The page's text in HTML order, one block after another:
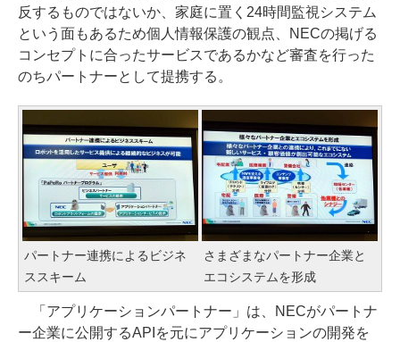
反するものではないか、家庭に置く24時間監視システム
という面もあるため個人情報保護の観点、NECの掲げる
コンセプトに合ったサービスであるかなど審査を行った
のちパートナーとして提携する。
パートナー連携によるビジネ
ススキーム
さまざまなパートナー企業と
エコシステムを形成
「アプリケーションパートナー」は、NECがパートナ
ー企業に公開するAPIを元にアプリケーションの開発を